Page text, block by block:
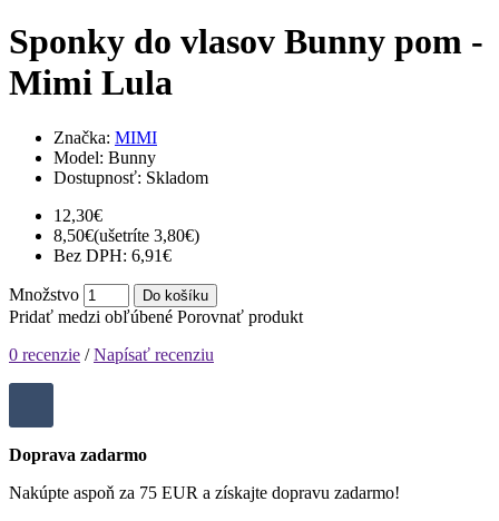
Sponky do vlasov Bunny pom -
Mimi Lula
Značka: MIMI
Model: Bunny
Dostupnosť: Skladom
12,30€
8,50€(ušetríte 3,80€)
Bez DPH: 6,91€
Množstvo Do košíku
Pridať medzi obľúbené Porovnať produkt
0 recenzie /Napísať recenziu
Doprava zadarmo
Nakúpte aspoň za 75 EUR a získajte dopravu zadarmo!